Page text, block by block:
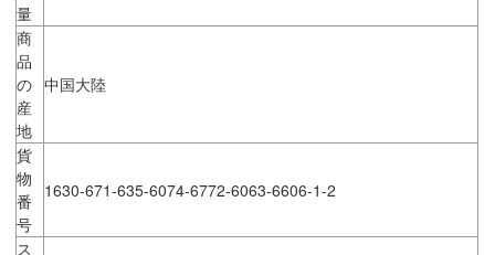
量
商
品
の
産
地
中国大陸
貨
物
番
号
1630-671-635-6074-6772-6063-6606-1-2
ス